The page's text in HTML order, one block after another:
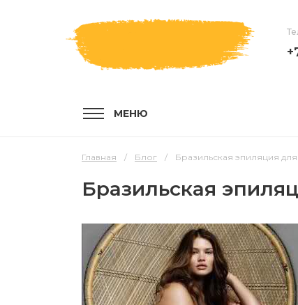
МЕНЮ
Услуги и цены
Эпиляция воском
Шугаринг
О
Главная Блог Бразильская эпиляция
Бразильская